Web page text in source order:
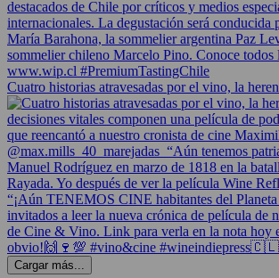
Cuatro historias atravesadas por el vino, la heren
Cargar más...